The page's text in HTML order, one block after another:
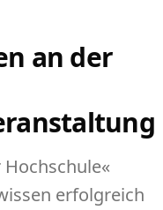
an der
erfolgreich